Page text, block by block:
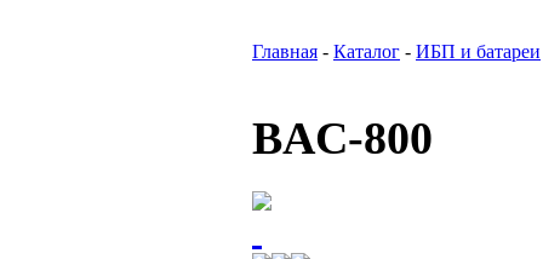
Главная - Каталог - ИБП и батареи
BAC-800